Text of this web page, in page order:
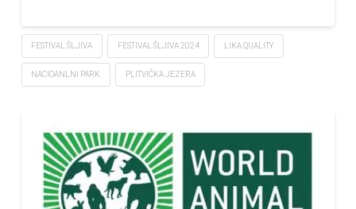
FESTIVAL ŠLJIVA FESTIVAL ŠLJIVA 2024 LIKA QUALITY
NACIOANLNI PARK PLITVIČKA JEZERA